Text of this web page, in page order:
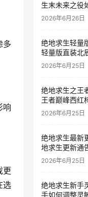
多
响
更
选
生末未来之役
2026年6月26日
绝地求生轻量
轻量版直装北
2026年6月25日
绝地求生之王
王者巅峰西红
2026年6月25日
绝地求生最新
地求生更新通
2026年6月25日
绝地求生新手
手如何调整灵